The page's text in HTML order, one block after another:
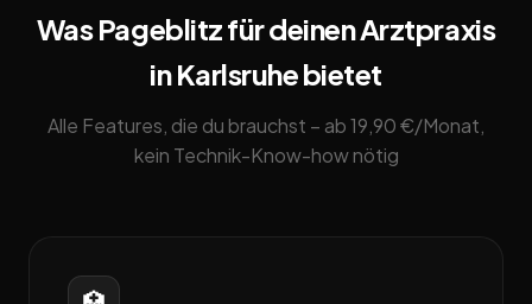
Was Pageblitz für deinen Arztpraxis
in Karlsruhe bietet
Alle Features, die du brauchst – ab 19,90 €/Monat,
kein Technik-Know-how nötig